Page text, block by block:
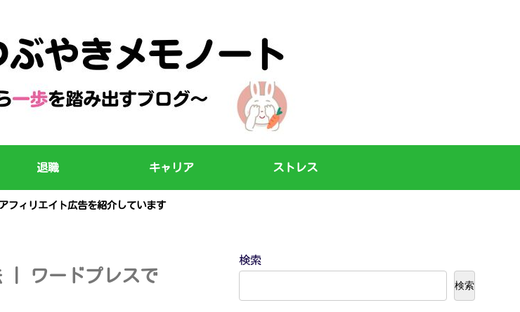
退職 キャリア ストレス
フィリエイト広告を紹介しています
| ワードプレスで
検索
検索